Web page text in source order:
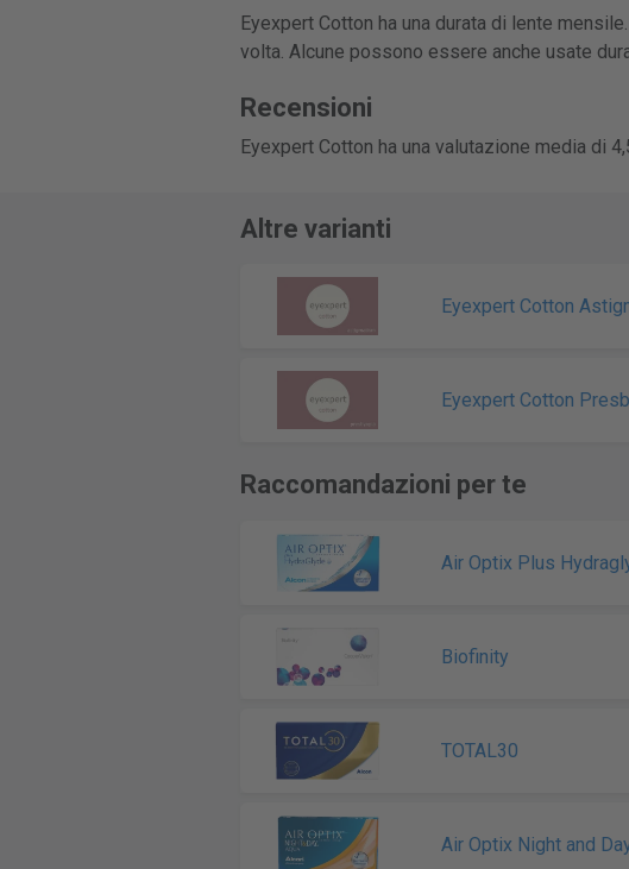
Eyexpert Cotton ha una durata di lente
volta. Alcune possono essere anche usate
Recensioni
Eyexpert Cotton ha una valutazione media di
Altre varianti
Eyexpert Cotton
Eyexpert Cotton
Raccomandazioni per te
Air Optix Plus
Biofinity
TOTAL30
Air Optix Night and